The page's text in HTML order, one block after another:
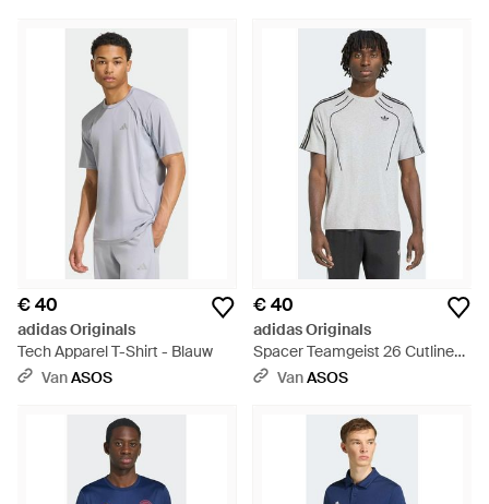
€ 40
adidas Originals
Tech Apparel T-Shirt - Blauw
VanASOS
€ 40
adidas Originals
Spacer Teamgeist 26 Cutline
Tee - Wit
VanASOS